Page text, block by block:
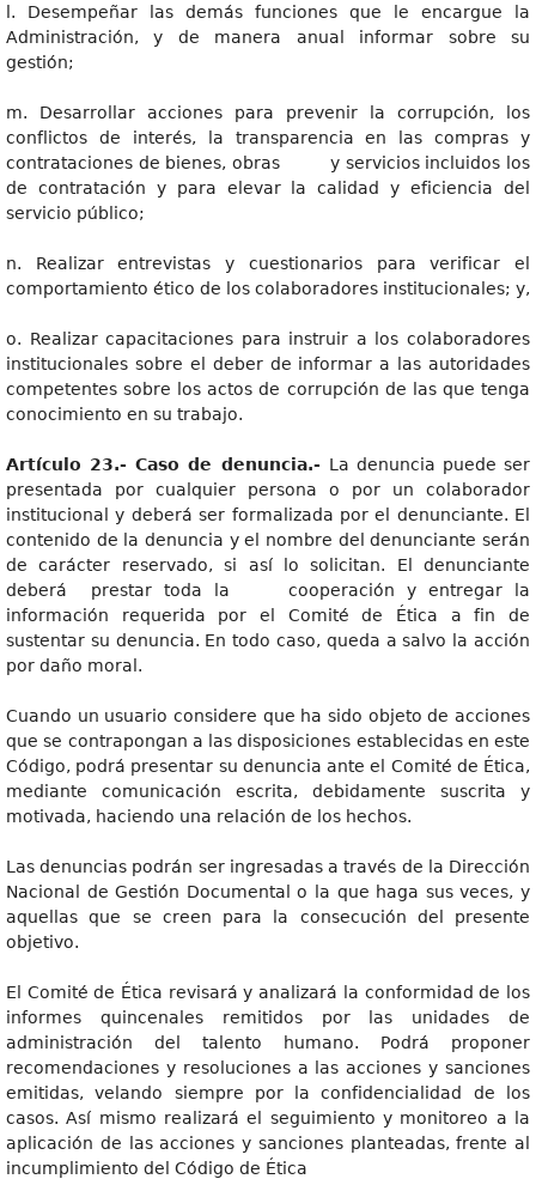
l. Desempeñar las demás funciones que le encargue la
Administración, y de manera anual informar sobre su
gestión;
m. Desarrollar acciones para prevenir la corrupción, los
conflictos de interés, la transparencia en las compras y
contrataciones de bienes, obras y servicios incluidos los
de contratación y para elevar la calidad y eficiencia del
servicio público;
n. Realizar entrevistas y cuestionarios para verificar el
comportamiento ético de los colaboradores institucionales; y,
o. Realizar capacitaciones para instruir a los colaboradores
institucionales sobre el deber de informar a las autoridades
competentes sobre los actos de corrupción de las que tenga
conocimiento en su trabajo.
Artículo 23.- Caso de denuncia.- La denuncia puede ser
presentada por cualquier persona o por un colaborador
institucional y deberá ser formalizada por el denunciante. El
contenido de la denuncia y el nombre del denunciante serán
de carácter reservado, si así lo solicitan. El denunciante
deberá prestar toda la cooperación y entregar la
información requerida por el Comité de Ética a fin de
sustentar su denuncia. En todo caso, queda a salvo la acción
por daño moral.
Cuando un usuario considere que ha sido objeto de acciones
que se contrapongan a las disposiciones establecidas en este
Código, podrá presentar su denuncia ante el Comité de Ética,
mediante comunicación escrita, debidamente suscrita y
motivada, haciendo una relación de los hechos.
Las denuncias podrán ser ingresadas a través de la Dirección
Nacional de Gestión Documental o la que haga sus veces, y
aquellas que se creen para la consecución del presente
objetivo.
El Comité de Ética revisará y analizará la conformidad de los
informes quincenales remitidos por las unidades de
administración del talento humano. Podrá proponer
recomendaciones y resoluciones a las acciones y sanciones
emitidas, velando siempre por la confidencialidad de los
casos. Así mismo realizará el seguimiento y monitoreo a la
aplicación de las acciones y sanciones planteadas, frente al
incumplimiento del Código de Ética